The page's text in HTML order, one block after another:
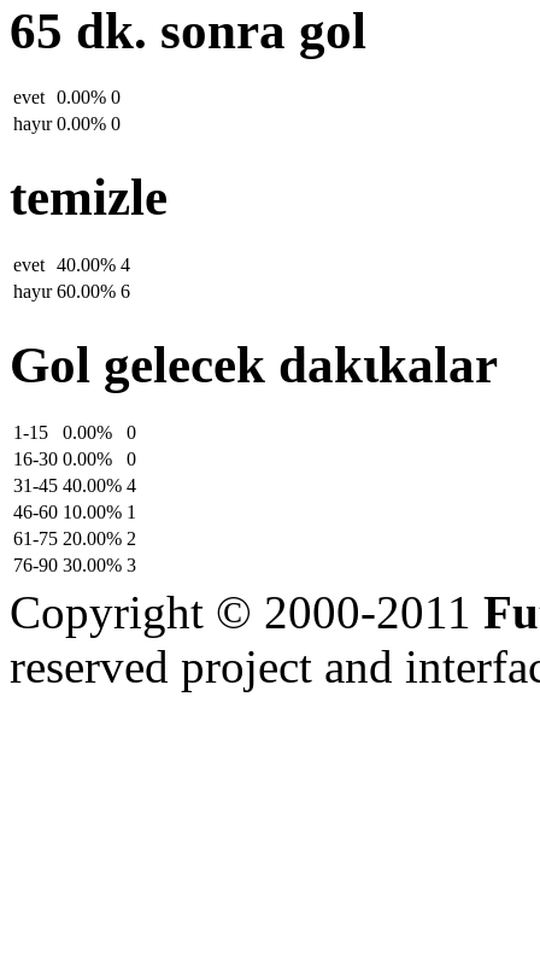
65 dk. sonra gol
evet 0.00% 0
hayιr 0.00% 0
temizle
evet 40.00% 4
hayιr 60.00% 6
Gol gelecek dakιkalar
1-15 0.00%
0
16-30 0.00%
0
31-45 40.00% 4
46-60 10.00% 1
61-75 20.00% 2
76-90 30.00% 3
Copyright © 2000-2011
reserved project and